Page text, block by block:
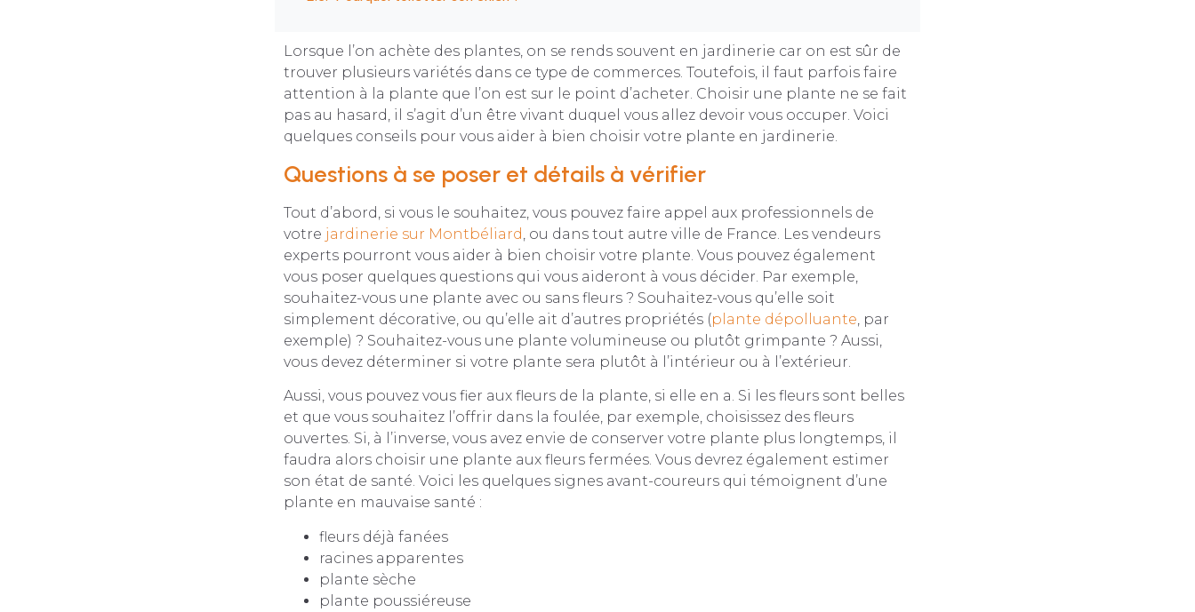
Lorsque l’on achète des plantes, on se rends souvent en jardinerie car on est sûr de
trouver plusieurs variétés dans ce type de commerces. Toutefois, il faut parfois faire
attention à la plante que l’on est sur le point d’acheter. Choisir une plante ne se fait
pas au hasard, il s’agit d’un être vivant duquel vous allez devoir vous occuper. Voici
quelques conseils pour vous aider à bien choisir votre plante en jardinerie.
Questions à se poser et détails à vérifier
Tout d’abord, si vous le souhaitez, vous pouvez faire appel aux professionnels de
votre jardinerie sur Montbéliard , ou dans tout autre ville de France. Les vendeurs
experts pourront vous aider à bien choisir votre plante. Vous pouvez également
vous poser quelques questions qui vous aideront à vous décider. Par exemple,
souhaitez-vous une plante avec ou sans fleurs ? Souhaitez-vous qu’elle soit
simplement décorative, ou qu’elle ait d’autres propriétés (plante dépolluante , par
exemple) ? Souhaitez-vous une plante volumineuse ou plutôt grimpante ? Aussi,
vous devez déterminer si votre plante sera plutôt à l’intérieur ou à l’extérieur.
Aussi, vous pouvez vous fier aux fleurs de la plante, si elle en a. Si les fleurs sont belles
et que vous souhaitez l’offrir dans la foulée, par exemple, choisissez des fleurs
ouvertes. Si, à l’inverse, vous avez envie de conserver votre plante plus longtemps, il
faudra alors choisir une plante aux fleurs fermées. Vous devrez également estimer
son état de santé. Voici les quelques signes avant-coureurs qui témoignent d’une
plante en mauvaise santé :
fleurs déjà fanées
racines apparentes
plante sèche
plante poussiéreuse